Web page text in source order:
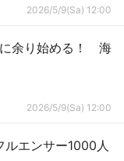
2026/5/9(Sa) 12:00
余り始める！ 海
2026/5/9(Sa) 12:00
ルエンサー1000人